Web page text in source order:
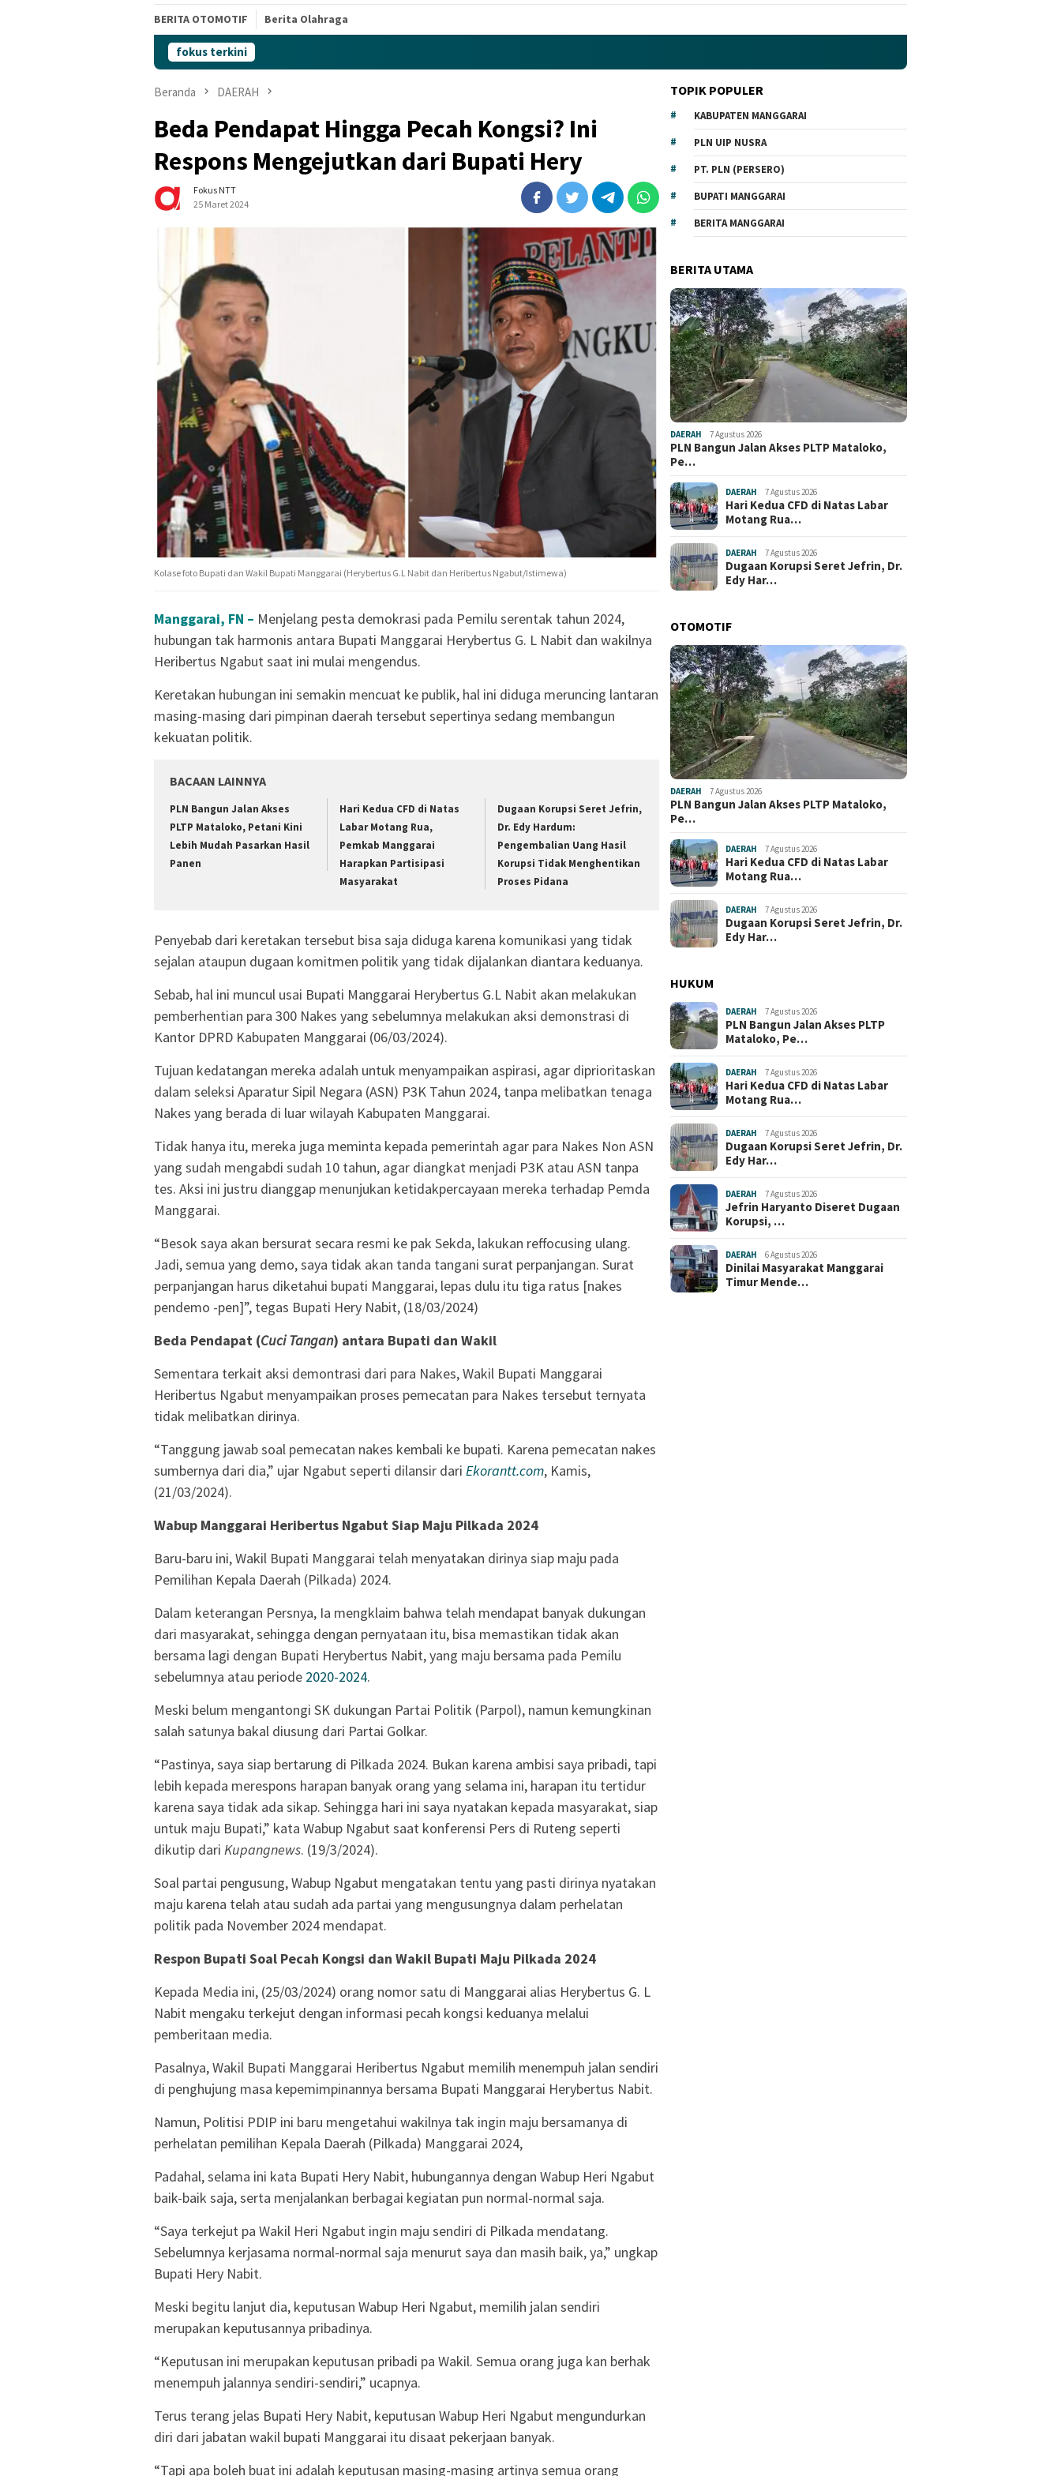
BERITA OTOMOTIF Berita Olahraga
fokus terkini
Beranda DAERAH
Beda Pendapat Hingga Pecah Kongsi? Ini
Respons Mengejutkan dari Bupati Hery
Fokus NTT
25 Maret 2024
Kolase foto Bupati dan Wakil Bupati Manggarai (Herybertus G.L Nabit dan Heribertus Ngabut/Istimewa)
Manggarai, FN – Menjelang pesta demokrasi pada Pemilu serentak tahun 2024,
hubungan tak harmonis antara Bupati Manggarai Herybertus G. L Nabit dan wakilnya
Heribertus Ngabut saat ini mulai mengendus.
Keretakan hubungan ini semakin mencuat ke publik, hal ini diduga meruncing lantaran
masing-masing dari pimpinan daerah tersebut sepertinya sedang membangun
kekuatan politik.
BACAAN LAINNYA
PLN Bangun Jalan Akses
PLTP Mataloko, Petani Kini
Lebih Mudah Pasarkan Hasil
Panen
Hari Kedua CFD di Natas
Labar Motang Rua,
Pemkab Manggarai
Harapkan Partisipasi
Masyarakat
Dugaan Korupsi Seret Jefrin,
Dr. Edy Hardum:
Pengembalian Uang Hasil
Korupsi Tidak Menghentikan
Proses Pidana
Penyebab dari keretakan tersebut bisa saja diduga karena komunikasi yang tidak
sejalan ataupun dugaan komitmen politik yang tidak dijalankan diantara keduanya.
Sebab, hal ini muncul usai Bupati Manggarai Herybertus G.L Nabit akan melakukan
pemberhentian para 300 Nakes yang sebelumnya melakukan aksi demonstrasi di
Kantor DPRD Kabupaten Manggarai (06/03/2024).
Tujuan kedatangan mereka adalah untuk menyampaikan aspirasi, agar diprioritaskan
dalam seleksi Aparatur Sipil Negara (ASN) P3K Tahun 2024, tanpa melibatkan tenaga
Nakes yang berada di luar wilayah Kabupaten Manggarai.
Tidak hanya itu, mereka juga meminta kepada pemerintah agar para Nakes Non ASN
yang sudah mengabdi sudah 10 tahun, agar diangkat menjadi P3K atau ASN tanpa
tes. Aksi ini justru dianggap menunjukan ketidakpercayaan mereka terhadap Pemda
Manggarai.
“Besok saya akan bersurat secara resmi ke pak Sekda, lakukan reffocusing ulang.
Jadi, semua yang demo, saya tidak akan tanda tangani surat perpanjangan. Surat
perpanjangan harus diketahui bupati Manggarai, lepas dulu itu tiga ratus [nakes
pendemo -pen]”, tegas Bupati Hery Nabit, (18/03/2024)
Beda Pendapat (Cuci Tangan) antara Bupati dan Wakil
Sementara terkait aksi demontrasi dari para Nakes, Wakil Bupati Manggarai
Heribertus Ngabut menyampaikan proses pemecatan para Nakes tersebut ternyata
tidak melibatkan dirinya.
“Tanggung jawab soal pemecatan nakes kembali ke bupati. Karena pemecatan nakes
sumbernya dari dia,” ujar Ngabut seperti dilansir dari Ekorantt.com, Kamis,
(21/03/2024).
Wabup Manggarai Heribertus Ngabut Siap Maju Pilkada 2024
Baru-baru ini, Wakil Bupati Manggarai telah menyatakan dirinya siap maju pada
Pemilihan Kepala Daerah (Pilkada) 2024.
Dalam keterangan Persnya, Ia mengklaim bahwa telah mendapat banyak dukungan
dari masyarakat, sehingga dengan pernyataan itu, bisa memastikan tidak akan
bersama lagi dengan Bupati Herybertus Nabit, yang maju bersama pada Pemilu
sebelumnya atau periode 2020-2024.
Meski belum mengantongi SK dukungan Partai Politik (Parpol), namun kemungkinan
salah satunya bakal diusung dari Partai Golkar.
“Pastinya, saya siap bertarung di Pilkada 2024. Bukan karena ambisi saya pribadi, tapi
lebih kepada merespons harapan banyak orang yang selama ini, harapan itu tertidur
karena saya tidak ada sikap. Sehingga hari ini saya nyatakan kepada masyarakat, siap
untuk maju Bupati,” kata Wabup Ngabut saat konferensi Pers di Ruteng seperti
dikutip dari Kupangnews. (19/3/2024).
Soal partai pengusung, Wabup Ngabut mengatakan tentu yang pasti dirinya nyatakan
maju karena telah atau sudah ada partai yang mengusungnya dalam perhelatan
politik pada November 2024 mendapat.
Respon Bupati Soal Pecah Kongsi dan Wakil Bupati Maju Pilkada 2024
Kepada Media ini, (25/03/2024) orang nomor satu di Manggarai alias Herybertus G. L
Nabit mengaku terkejut dengan informasi pecah kongsi keduanya melalui
pemberitaan media.
Pasalnya, Wakil Bupati Manggarai Heribertus Ngabut memilih menempuh jalan sendiri
di penghujung masa kepemimpinannya bersama Bupati Manggarai Herybertus Nabit.
Namun, Politisi PDIP ini baru mengetahui wakilnya tak ingin maju bersamanya di
perhelatan pemilihan Kepala Daerah (Pilkada) Manggarai 2024,
Padahal, selama ini kata Bupati Hery Nabit, hubungannya dengan Wabup Heri Ngabut
baik-baik saja, serta menjalankan berbagai kegiatan pun normal-normal saja.
“Saya terkejut pa Wakil Heri Ngabut ingin maju sendiri di Pilkada mendatang.
Sebelumnya kerjasama normal-normal saja menurut saya dan masih baik, ya,” ungkap
Bupati Hery Nabit.
Meski begitu lanjut dia, keputusan Wabup Heri Ngabut, memilih jalan sendiri
merupakan keputusannya pribadinya.
“Keputusan ini merupakan keputusan pribadi pa Wakil. Semua orang juga kan berhak
menempuh jalannya sendiri-sendiri,” ucapnya.
Terus terang jelas Bupati Hery Nabit, keputusan Wabup Heri Ngabut mengundurkan
diri dari jabatan wakil bupati Manggarai itu disaat pekerjaan banyak.
“Tapi apa boleh buat ini adalah keputusan masing-masing artinya semua orang
TOPIK POPULER
KABUPATEN MANGGARAI
PLN UIP NUSRA
PT. PLN (PERSERO)
BUPATI MANGGARAI
BERITA MANGGARAI
BERITA UTAMA
DAERAH 7 Agustus 2026
PLN Bangun Jalan Akses PLTP Mataloko,
Pe…
DAERAH 7 Agustus 2026
Hari Kedua CFD di Natas Labar
Motang Rua…
DAERAH 7 Agustus 2026
Dugaan Korupsi Seret Jefrin, Dr.
Edy Har…
OTOMOTIF
DAERAH 7 Agustus 2026
PLN Bangun Jalan Akses PLTP Mataloko,
Pe…
DAERAH 7 Agustus 2026
Hari Kedua CFD di Natas Labar
Motang Rua…
DAERAH 7 Agustus 2026
Dugaan Korupsi Seret Jefrin, Dr.
Edy Har…
HUKUM
DAERAH 7 Agustus 2026
PLN Bangun Jalan Akses PLTP
Mataloko, Pe…
DAERAH 7 Agustus 2026
Hari Kedua CFD di Natas Labar
Motang Rua…
DAERAH 7 Agustus 2026
Dugaan Korupsi Seret Jefrin, Dr.
Edy Har…
DAERAH 7 Agustus 2026
Jefrin Haryanto Diseret Dugaan
Korupsi, …
DAERAH 6 Agustus 2026
Dinilai Masyarakat Manggarai
Timur Mende…